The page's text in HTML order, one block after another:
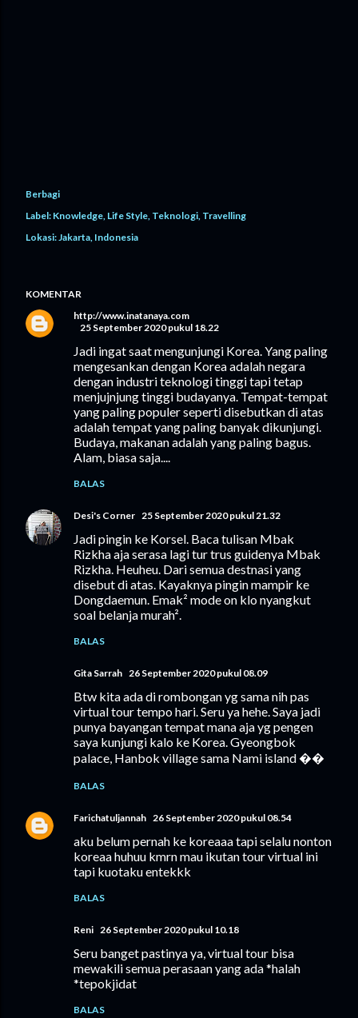
Berbagi
Label: Knowledge Life Style Teknologi Travelling
Lokasi: Jakarta, Indonesia
KOMENTAR
http://www.inatanaya.com
25 September 2020 pukul 18.22
Jadi ingat saat mengunjungi Korea. Yang paling
mengesankan dengan Korea adalah negara
dengan industri teknologi tinggi tapi tetap
menjujnjung tinggi budayanya. Tempat-tempat
yang paling populer seperti disebutkan di atas
adalah tempat yang paling banyak dikunjungi.
Budaya, makanan adalah yang paling bagus.
Alam, biasa saja....
BALAS
Desi's Corner 25 September 2020 pukul 21.32
Jadi pingin ke Korsel. Baca tulisan Mbak
Rizkha aja serasa lagi tur trus guidenya Mbak
Rizkha. Heuheu. Dari semua destnasi yang
disebut di atas. Kayaknya pingin mampir ke
Dongdaemun. Emak² mode on klo nyangkut
soal belanja murah².
BALAS
Gita Sarrah 26 September 2020 pukul 08.09
Btw kita ada di rombongan yg sama nih pas
virtual tour tempo hari. Seru ya hehe. Saya jadi
punya bayangan tempat mana aja yg pengen
saya kunjungi kalo ke Korea. Gyeongbok
palace, Hanbok village sama Nami island ��
BALAS
Farichatuljannah 26 September 2020 pukul 08.54
aku belum pernah ke koreaaa tapi selalu nonton
koreaa huhuu kmrn mau ikutan tour virtual ini
tapi kuotaku entekkk
BALAS
Reni 26 September 2020 pukul 10.18
Seru banget pastinya ya, virtual tour bisa
mewakili semua perasaan yang ada *halah
*tepokjidat
BALAS